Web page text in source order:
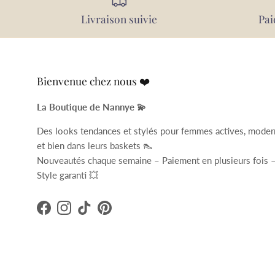
Livraison suivie
Bienvenue chez nous ❤️
La Boutique de Nannye 💫
Des looks tendances et stylés pour femmes actives,
et bien dans leurs baskets 👠
Nouveautés chaque semaine – Paiement en plusieurs fois –
Style garanti 💥
FacebookInstagram
TikTokPinterest